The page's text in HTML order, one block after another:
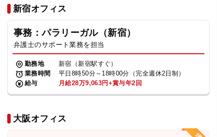
新宿オフィス
事務：パラリーガル（新宿）
弁護士のサポート業務を担当
勤務地
新宿（新宿駅すぐ）
業務時間
平日8時50分～18時00分（完全週休2日制）
給与
月給28万9,063円+賞与年2回
大阪オフィス